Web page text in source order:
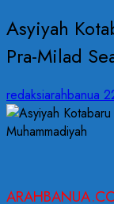
Asyiyah
Pra-Milad
redaksiarahbanua